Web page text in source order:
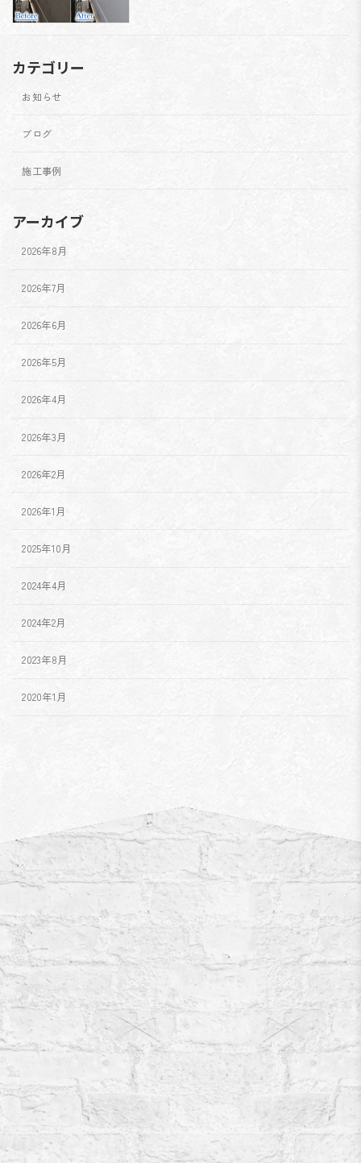
カテゴリー
お知らせ
ブログ
施工事例
アーカイブ
2026年8月
2026年7月
2026年6月
2026年5月
2026年4月
2026年3月
2026年2月
2026年1月
2025年10月
2024年4月
2024年2月
2023年8月
2020年1月